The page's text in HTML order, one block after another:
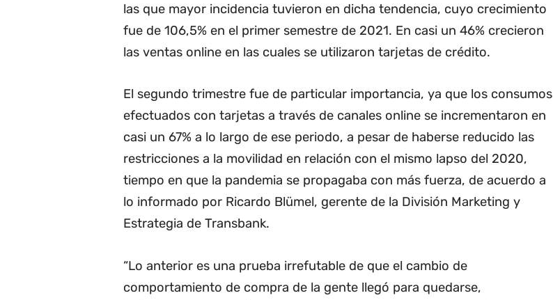
las que mayor incidencia tuvieron en dicha tendencia, cuyo crecimiento
fue de 106,5% en el primer semestre de 2021. En casi un 46% crecieron
las ventas online en las cuales se utilizaron tarjetas de crédito.
El segundo trimestre fue de particular importancia, ya que los consumos
efectuados con tarjetas a través de canales online se incrementaron en
casi un 67% a lo largo de ese periodo, a pesar de haberse reducido las
restricciones a la movilidad en relación con el mismo lapso del 2020,
tiempo en que la pandemia se propagaba con más fuerza, de acuerdo a
lo informado por Ricardo Blümel, gerente de la División Marketing y
Estrategia de Transbank.
“Lo anterior es una prueba irrefutable de que el cambio de
comportamiento de compra de la gente llegó para quedarse,